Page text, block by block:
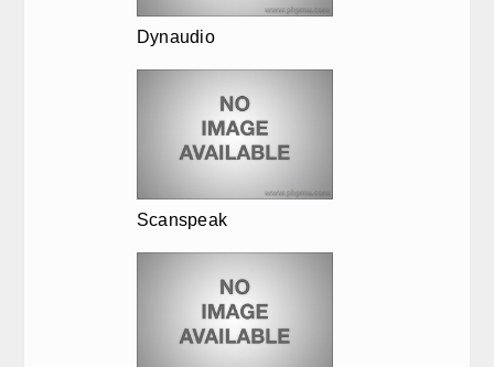
Dynaudio
Scanspeak